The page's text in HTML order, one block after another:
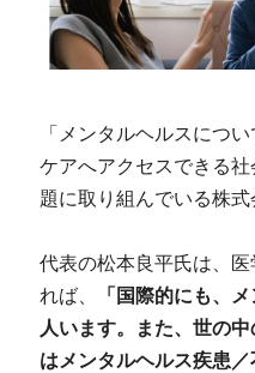
「メンタルヘルスにつ
ケアへアクセスできる
題に取り組んでいる株式
代表の松本良平氏は、
れば、
「国際的にも、
人います。また、世の
はメンタルヘルス疾患／